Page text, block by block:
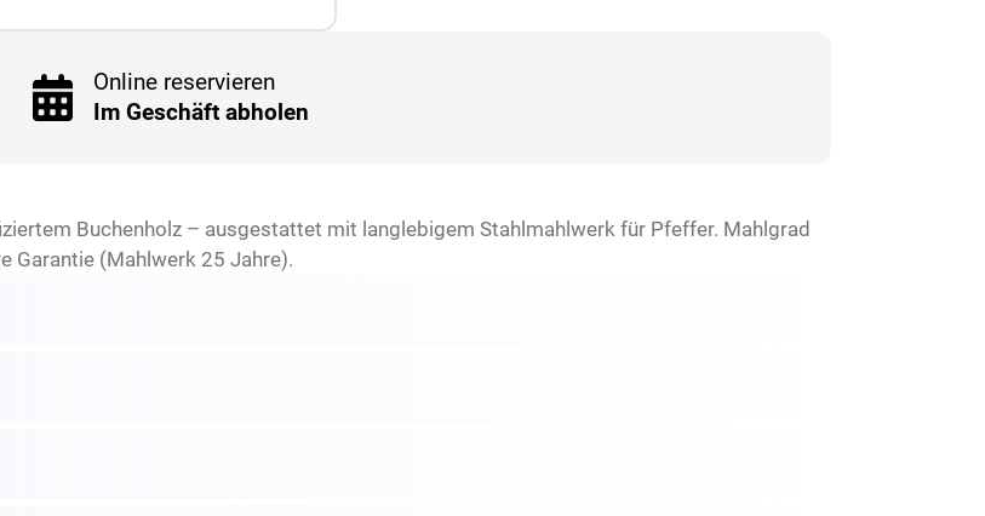
Online reservieren
Im Geschäft abholen
Buchenholz – ausgestattet mit langlebigem Stahlmahlwerk für Pfeffer. Mahlgrad
Garantie (Mahlwerk 25 Jahre).